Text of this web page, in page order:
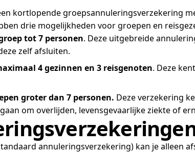
kortlopende groepsannuleringsverzekering
drie mogelijkheden voor groepen en
tot 7 personen. Deze uitgebreide
zelf afsluiten.
4 gezinnen en 3 reisgenoten. Deze
groter dan 7 personen. Deze verzekering
om overlijden, levensgevaarlijke ziekte of
annuleringsverzekering) kan je alleen